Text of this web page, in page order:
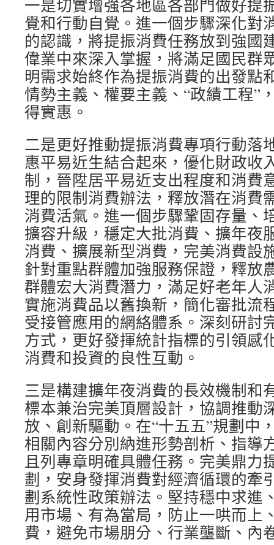
一是切實增強各地區各部門做好提
覺和行動自覺。進一個步驟深化對
的認識，將提振消費任務放到強國
偉業中來深入掌握，將滿足國民群
明需求始終作為提振消費的出發點
情勢主義、權要主義、“政績工程”
得實惠。
二是更好推動提振消費專項行動落
惠平易近生結合起來，優化財政收
制，晉陞居平易近支出程度和消費
理的限制消費辦法，釋放潛在消費
消費活氣。進一個步驟鞏固存量、
擴容升級，穩定大批消費、擴年夜
消費、擴展新型消費，完美消費設
針對重點群體加強服務保證，釋放
群體宏大消費潛力，滿足好老年人
實施消費品以舊換新，簡化審批流
受接管應用的網絡體系。深刻研討
方式，更好發揮統計指標的引領感
消費和投資的良性互動。
三是構建擴年夜消費的長效機制和
標本兼治完美頂層設計，協調推動
放、創新驅動。在“十五五”規劃中
相關內容分別納進形勢剖析、指導
且列專章明確具體任務。完美鼎力
劃，安身發揮消費對經濟循環的牽
劃系統性政策辦法。堅持穩中求進
用市場、有為當局，防止一哄而上
費，避免市場朋分、行業壟斷、內